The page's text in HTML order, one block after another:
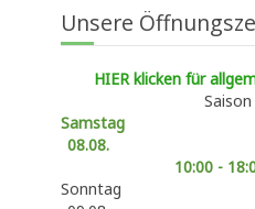
Unsere
HIER klicken für
Samstag
08.08.
10:00 -
Sonntag